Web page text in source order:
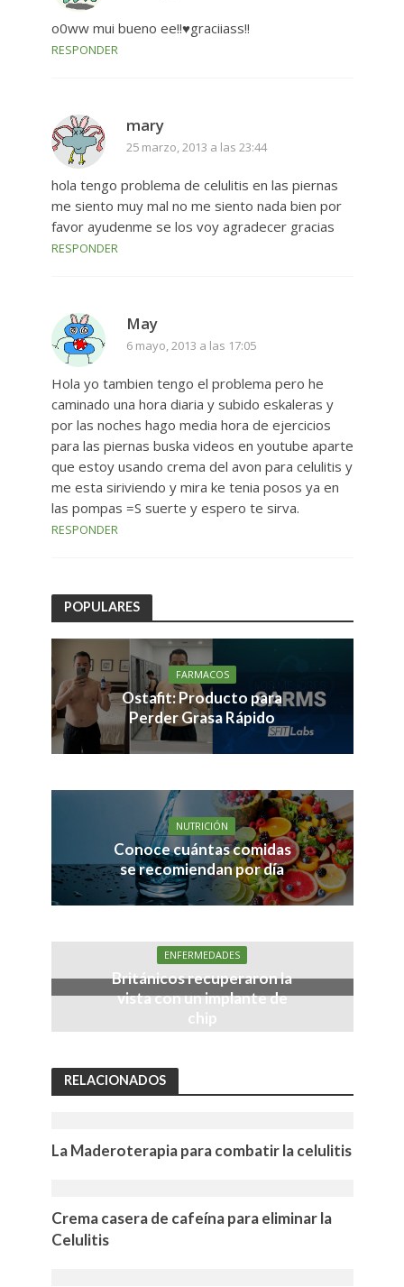
o0ww mui bueno ee!!♥graciiass!!
RESPONDER
mary
25 marzo, 2013 a las 23:44
hola tengo problema de celulitis en las piernas
me siento muy mal no me siento nada bien por
favor ayudenme se los voy agradecer gracias
RESPONDER
May
6 mayo, 2013 a las 17:05
Hola yo tambien tengo el problema pero he
caminado una hora diaria y subido eskaleras y
por las noches hago media hora de ejercicios
para las piernas buska videos en youtube aparte
que estoy usando crema del avon para celulitis y
me esta siriviendo y mira ke tenia posos ya en
las pompas =S suerte y espero te sirva.
RESPONDER
POPULARES
FARMACOS
Ostafit: Producto para
Perder Grasa Rápido
NUTRICIÓN
Conoce cuántas comidas
se recomiendan por día
ENFERMEDADES
Británicos recuperaron la
vista con un implante de
chip
RELACIONADOS
La Maderoterapia para combatir la celulitis
Crema casera de cafeína para eliminar la
Celulitis